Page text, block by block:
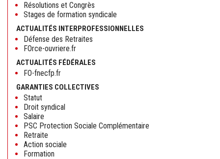
Résolutions et Congrès
Stages de formation syndicale
ACTUALITÉS INTERPROFESSIONNELLES
Défense des Retraites
FOrce-ouvriere.fr
ACTUALITÉS FÉDÉRALES
FO-fnecfp.fr
GARANTIES COLLECTIVES
Statut
Droit syndical
Salaire
PSC Protection Sociale Complémentaire
Retraite
Action sociale
Formation